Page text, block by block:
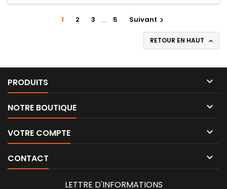
1 2 3 … 5 Suivant 
RETOUR EN HAUT 
PRODUITS 
NOTRE BOUTIQUE 
VOTRE COMPTE 
CONTACT 
LETTRE D'INFORMATIONS